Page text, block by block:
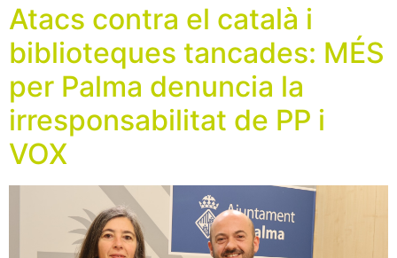
Atacs contra el català i
biblioteques tancades: MÉS
per Palma denuncia la
irresponsabilitat de PP i
VOX